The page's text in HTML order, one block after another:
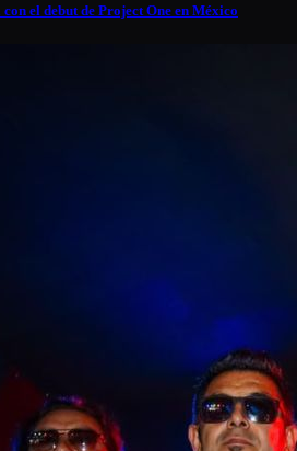
el debut de Project One en México